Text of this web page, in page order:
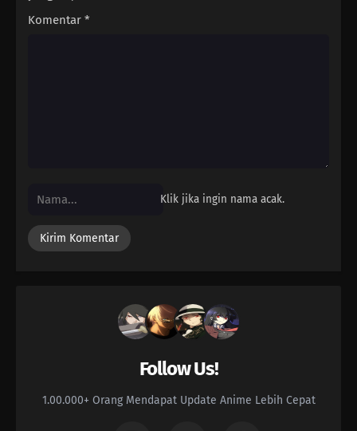
Komentar *
Klik jika ingin nama acak.
Follow Us!
1.00.000+ Orang Mendapat Update Anime Lebih Cepat